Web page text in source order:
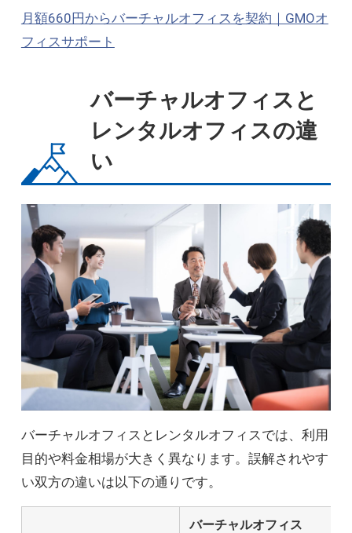
月額660円からバーチャルオフィスを契約｜GMOオ
フィスサポート
バーチャルオフィスと
レンタルオフィスの違
い
バーチャルオフィスとレンタルオフィスでは、利用
目的や料金相場が大きく異なります。誤解されやす
い双方の違いは以下の通りです。
バーチャルオフィス